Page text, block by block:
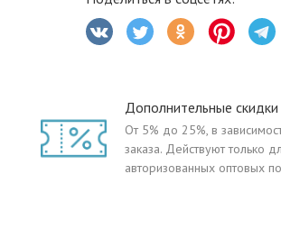
Дополнительные скидки
От 5% до 25%, в
заказа. Действуют только
авторизованных оптовых